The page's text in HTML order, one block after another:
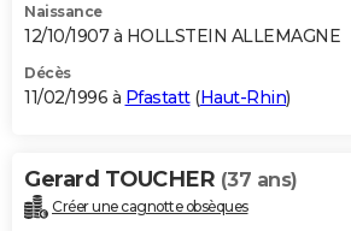
Naissance
12/10/1907 à HOLLSTEIN ALLEMAGNE
Décès
11/02/1996 à Pfastatt(Haut-Rhin)
Gerard TOUCHER (37 ans)
Créer une cagnotte obsèques